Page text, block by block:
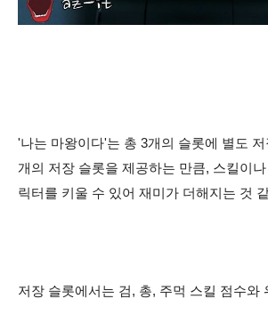
'나는 마왕이다'는 총 3개의 슬롯에 별도
개의 저장 슬롯을 제공하는 만큼, 스킬이
릭터를 키울 수 있어 재미가 더해지는 것
저장 슬롯에서는 검, 총, 주먹 스킬 점수와